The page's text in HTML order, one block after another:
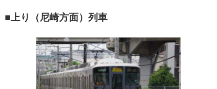
■上り（尼崎方面）列車